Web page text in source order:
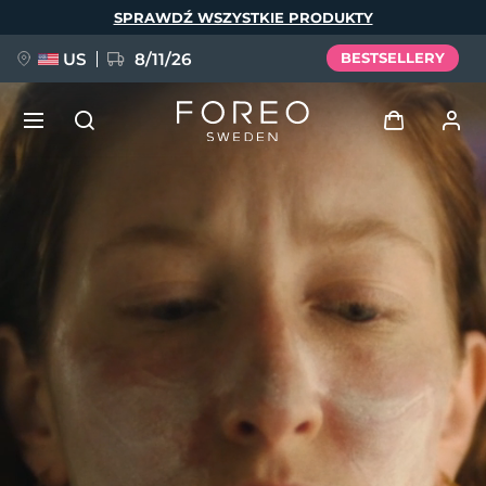
SPRAWDŹ WSZYSTKIE PRODUKTY
US 8/11/26 BESTSELLERY
Zaloguj
Profil użytkownika
Moje urządzenia
Moje zamówienia
Moje adresy
Moje subskrypcje
FAQ™ Pure Beauty-Tech Elixir
BREAKING NEWS
issa™ Teeth Whitening Set
Deutsch
Español
Français
Português
Polski
简体中文 繁體中文